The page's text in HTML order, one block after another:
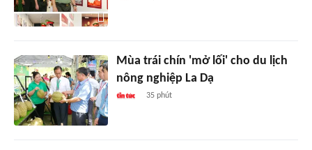
Mùa trái chín 'mở lối' cho du lịch
nông nghiệp La Dạ
35 phút